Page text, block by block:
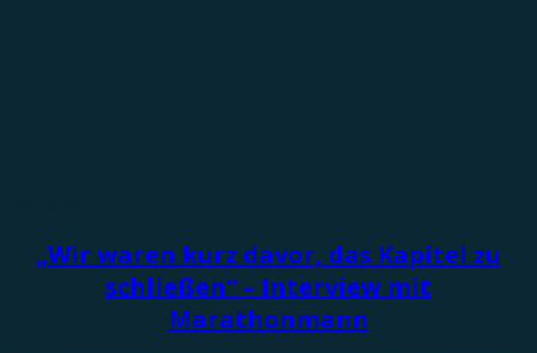
„Wir waren kurz davor, das Kapitel zu
schließen“ – Interview mit
Marathonmann